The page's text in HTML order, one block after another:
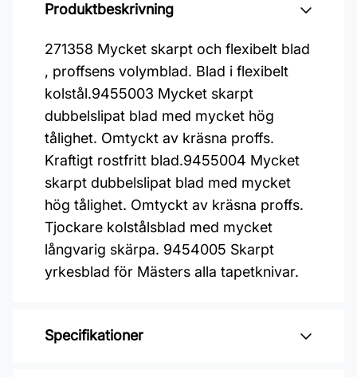
Produktbeskrivning
271358 Mycket skarpt och flexibelt blad
, proffsens volymblad. Blad i flexibelt
kolstål.9455003 Mycket skarpt
dubbelslipat blad med mycket hög
tålighet. Omtyckt av kräsna proffs.
Kraftigt rostfritt blad.9455004 Mycket
skarpt dubbelslipat blad med mycket
hög tålighet. Omtyckt av kräsna proffs.
Tjockare kolstålsblad med mycket
långvarig skärpa. 9454005 Skarpt
yrkesblad för Mästers alla tapetknivar.
Specifikationer